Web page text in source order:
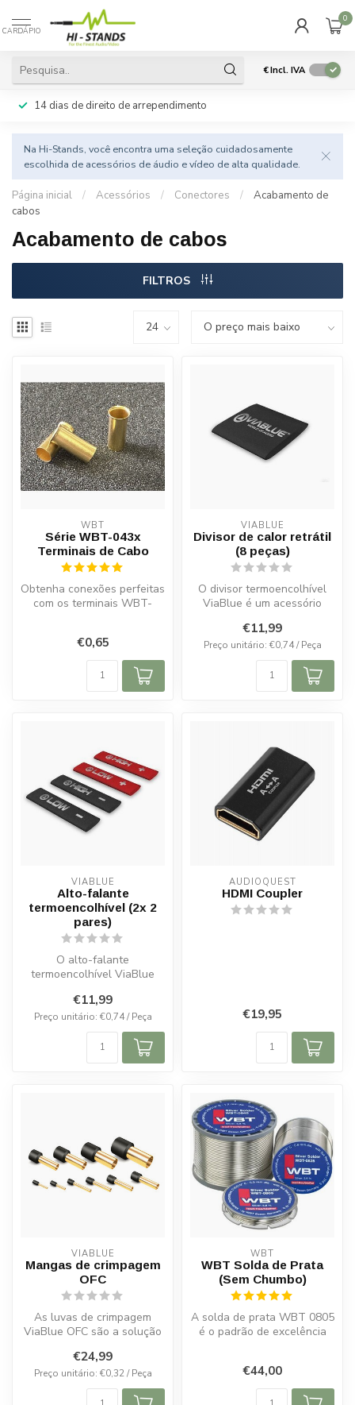
CARDÁPIO
0
€Incl. IVA
14 dias de direito de arrependimento
Na Hi-Stands, você encontra uma seleção cuidadosamente
escolhida de acessórios de áudio e vídeo de alta qualidade.
Página inicial / Acessórios / Conectores /
Acabamento de
cabos
Acabamento de cabos
FILTROS
WBT
Série WBT-043x
Terminais de Cabo
Obtenha conexões perfeitas
com os terminais WBT-
€0,65
VIABLUE
Divisor de calor retrátil
(8 peças)
O divisor termoencolhível
ViaBlue é um acessório
busca u...
€11,99
Preço unitário: €0,74 / Peça
VIABLUE
Alto-falante
termoencolhível (2x 2
pares)
O alto-falante
termoencolhível ViaBlue
elegante e prática pa...
€11,99
Preço unitário: €0,74 / Peça
AUDIOQUEST
HDMI Coupler
€19,95
VIABLUE
Mangas de crimpagem
OFC
As luvas de crimpagem
ViaBlue OFC são a solução
as e...
€24,99
Preço unitário: €0,32 / Peça
WBT
WBT Solda de Prata
(Sem Chumbo)
A solda de prata WBT 0805
é o padrão de excelência
€44,00